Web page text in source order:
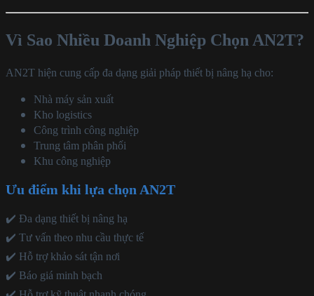
Vì Sao Nhiều Doanh Nghiệp Chọn AN2T?
AN2T hiện cung cấp đa dạng giải pháp thiết bị nâng hạ cho:
Nhà máy sản xuất
Kho logistics
Công trình công nghiệp
Trung tâm phân phối
Khu công nghiệp
Ưu điểm khi lựa chọn AN2T
✔️ Đa dạng thiết bị nâng hạ
✔️ Tư vấn theo nhu cầu thực tế
✔️ Hỗ trợ khảo sát tận nơi
✔️ Báo giá minh bạch